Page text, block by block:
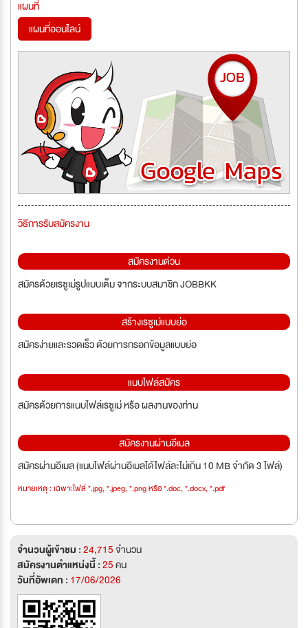
แผนที่
แผนที่ออนไลน์
วิธีการรับสมัครงาน
สมัครงานด่วน
สมัครด้วยเรซูเม่รูปแบบเต็ม จากระบบสมาชิก JOBBKK
สร้างเรซูเม่แบบย่อ
สมัครง่ายและรวดเร็ว ด้วยการกรอกข้อมูลแบบย่อ
แนบไฟล์สมัคร
สมัครด้วยการแนบไฟล์เรซูเม่ หรือ ผลงานของท่าน
สมัครงานผ่านอีเมล
สมัครผ่านอีเมล (แนบไฟล์ผ่านอีเมลได้ไฟล์ละไม่เกิน 10 MB จำกัด 3 ไฟล์)
หมายเหตุ : เฉพาะไฟล์ *.jpg, *.jpeg, *.png หรือ *.doc, *.docx, *.pdf
จำนวนผู้เข้าชม :24,715จำนวน
สมัครงานตำแหน่งนี้ :25คน
วันที่อัพเดท : 17/06/2026